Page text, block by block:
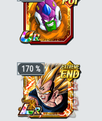
mission"ou"Terrifiants conquérants"
+50% stats bonus si aussi
esprit corrompus"ou"Héritier"
+3 ki, +170% stats pour la catégorie
démoniaque","Diaboliques et
merci"ou"Boss des films"
stats bonus si aussi"Terrifiants
conquérants"ou"Guerriers
galactiques"
170 %